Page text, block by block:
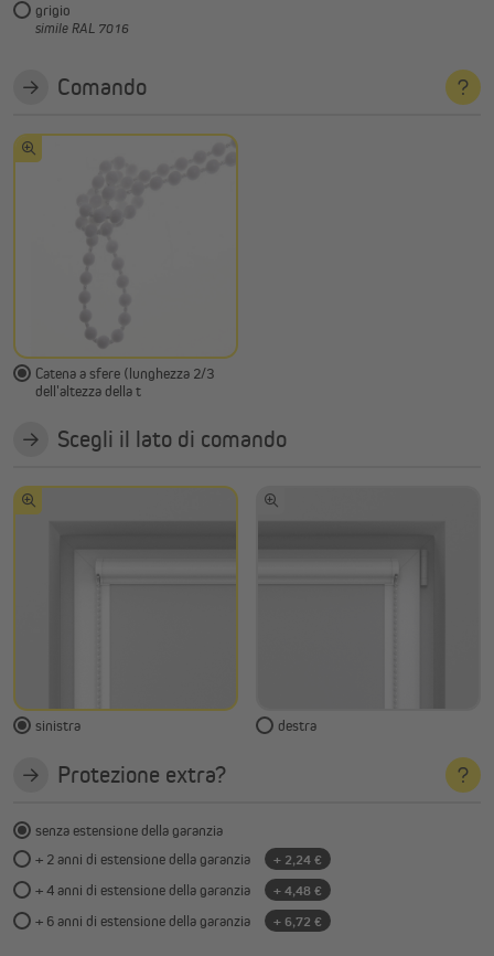
grigio
simile RAL 7016
Comando
Catena a sfere (lunghezza 2/3
dell'altezza della t
Scegli il lato di comando
sinistra destra
Protezione extra?
senza estensione della garanzia
+ 2 anni di estensione della garanzia
+ 2,24 €
+ 4 anni di estensione della garanzia + 4,48 €
+ 6 anni di estensione della garanzia + 6,72 €